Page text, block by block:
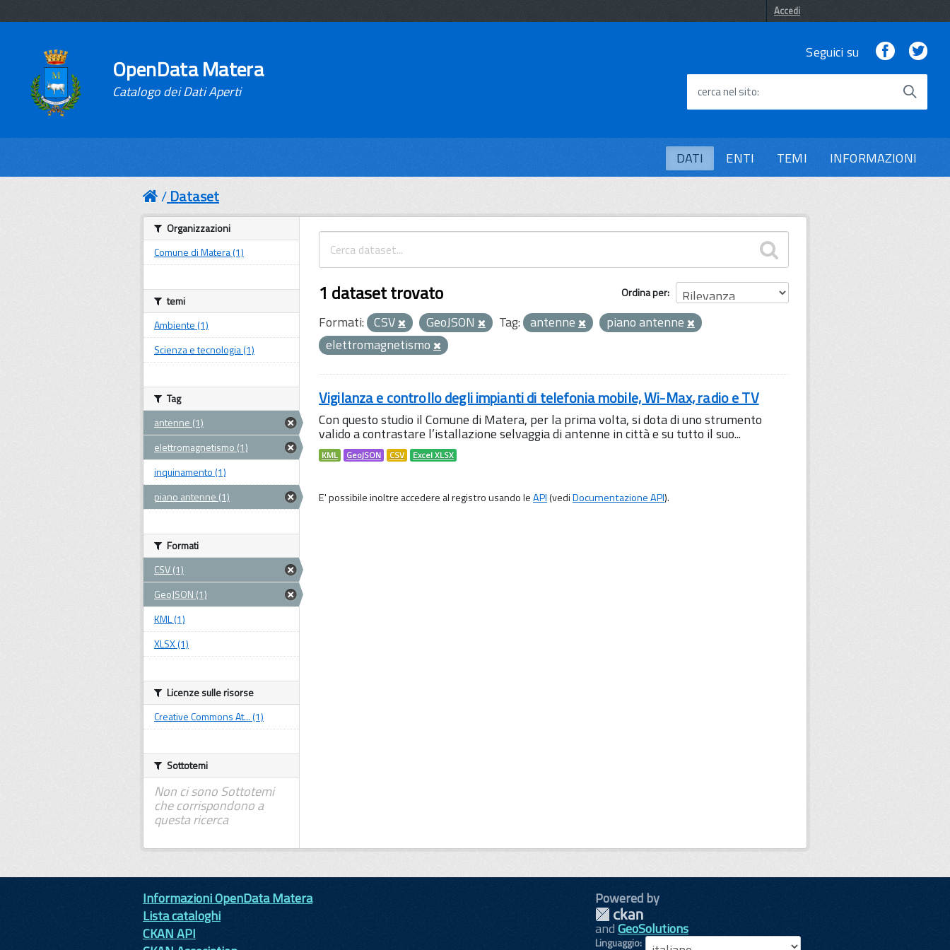
Accedi
OpenData Matera
Catalogo dei Dati Aperti
Seguici su Facebook
cerca nel sito
DATI ENTI TEMI INFORMAZIONI
Dataset
Ordina per
1 dataset trovato
Formati: CSV GeoJSON Tag: antenne
piano antenne
elettromagnetismo
Vigilanza e controllo degli impianti di telefonia mobile, Wi-Max, radio e TV
Con questo studio il Comune di Matera, per la prima volta, si dota di uno strumento
valido a contrastare l’istallazione selvaggia di antenne in città e su tutto il suo...
KML GeoJSON CSV Excel XLSX
E' possibile inoltre accedere al registro usando leAPI(vediDocumentazione API).
Organizzazioni
Comune di Matera (1)
temi
Ambiente (1)
Scienza e tecnologia (1)
Tag
antenne (1)
elettromagnetismo (1)
inquinamento (1)
piano antenne (1)
Formati
CSV (1)
GeoJSON (1)
KML (1)
XLSX (1)
Licenze sulle risorse
Creative Commons At... (1)
Sottotemi
Non ci sono Sottotemi
che corrispondono a
questa ricerca
Informazioni OpenData Matera
Lista cataloghi
CKAN API
Powered by
andGeoSolutions
Linguaggio